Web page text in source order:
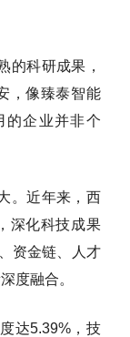
的科研成果，
，像臻泰智能
的企业并非个
。近年来，西
深化科技成果
资金链、人才
度融合。
达5.39%，技